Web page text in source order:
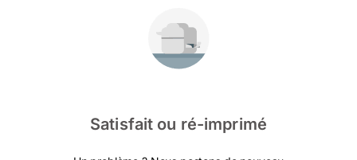
Satisfait ou ré-imprimé